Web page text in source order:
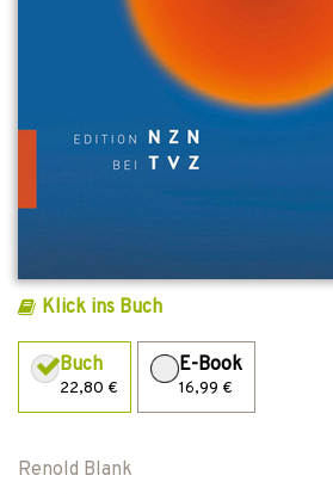
Klick ins Buch
Buch
22,80 €
E-Book
16,99 €
Renold Blank